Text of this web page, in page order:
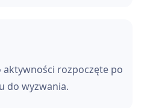
rozpoczęte po
do wyzwania.